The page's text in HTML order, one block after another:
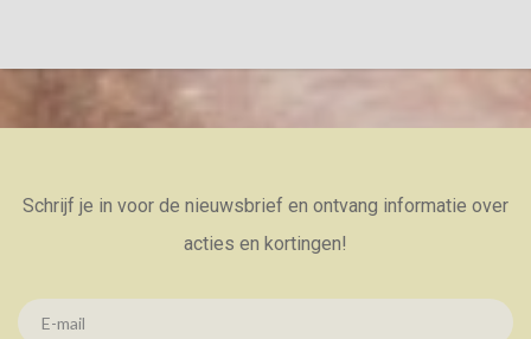
Schrijf je in voor de nieuwsbrief en ontvang informatie over
acties en kortingen!